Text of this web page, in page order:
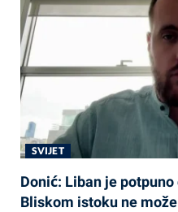
SVIJET
Donić: Liban je
Bliskom istoku ne